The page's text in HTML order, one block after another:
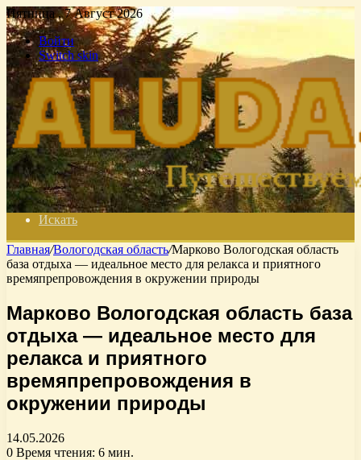
Пятница , 7 Август 2026
Войти
Switch skin
Искать
Главная/Вологодская область/Марково Вологодская область
база отдыха — идеальное место для релакса и приятного
времяпрепровождения в окружении природы
Марково Вологодская область база
отдыха — идеальное место для
релакса и приятного
времяпрепровождения в
окружении природы
14.05.2026
0 Время чтения: 6 мин.